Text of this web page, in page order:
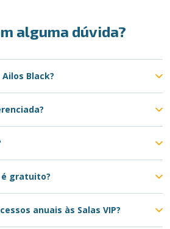
alguma dúvida?
Black?
é gratuito?
anuais às Salas VIP?